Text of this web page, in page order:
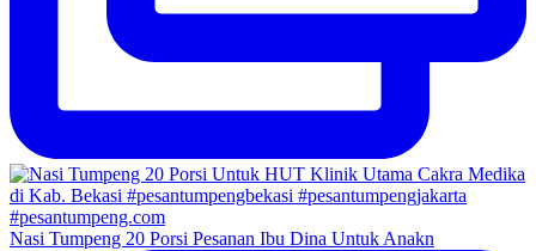
Nasi Tumpeng 20 Porsi Pesanan Ibu Dina Untuk Anakn